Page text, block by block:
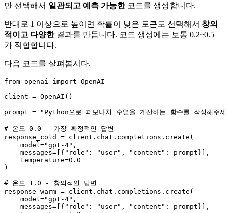
만 선택해서 일관되고 예측 가능한코드를 생성합니다.
반대로 1 이상으로 높이면 확률이 낮은 토큰도 선택해서 창의
적이고 다양한결과를 만듭니다. 코드 생성에는 보통 0.2~0.5
가 적합합니다.
다음 코드를 살펴봅시다.
from openai import OpenAI
client = OpenAI()
prompt = "Python으로 피보나치 수열을 계산하는 함수를 작성해주
# 온도 0.0 - 가장 확정적인 답변
response_cold = client.chat.completions.create(
    model=
"gpt-4" ,
    messages=[{
"role" : "user" , "content" : prompt}],
    temperature=
0.0
)
# 온도 1.0 - 창의적인 답변
response_warm = client.chat.completions.create(
    model=
"gpt-4" ,
    messages=[{
"role" : "user" , "content" : prompt}],